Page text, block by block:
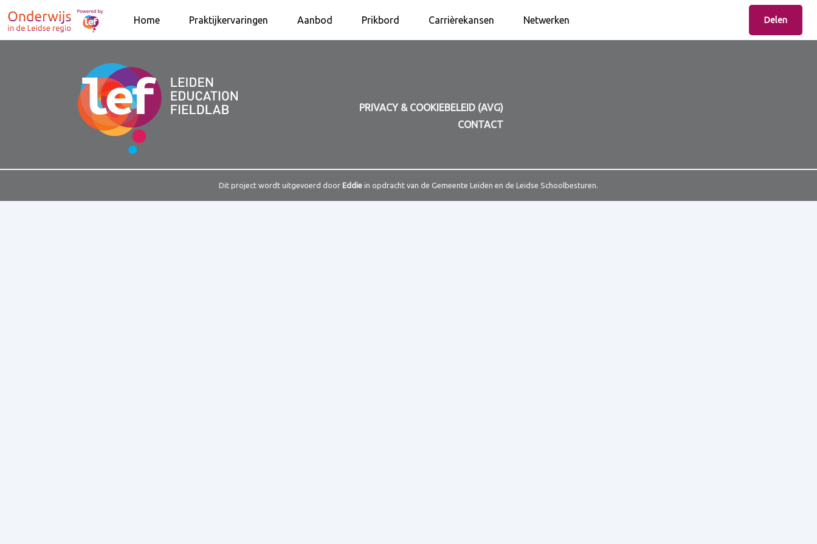
Home Praktijkervaringen Aanbod Prikbord Carrièrekansen Netwerken Delen
PRIVACY & COOKIEBELEID (AVG)
CONTACT
Dit project wordt uitgevoerd door Eddie in opdracht van de Gemeente Leiden en de Leidse Schoolbesturen.